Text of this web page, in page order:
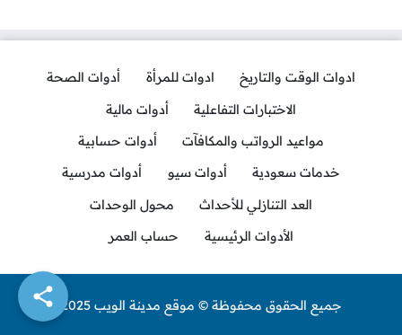
ادوات الوقت والتاريخ ادوات للمرأة
أدوات الصحة
الاختبارات التفاعلية
أدوات مالية
مواعيد الرواتب والمكافآت
أدوات حسابية
خدمات سعودية
أدوات سيو
أدوات مدرسية
العد التنازلي للأحداث
محول الوحدات
الأدوات الرئيسية
حساب العمر
جميع الحقوق محفوظة © موقع مدينة الويب 2025